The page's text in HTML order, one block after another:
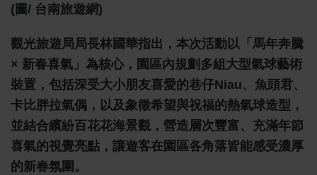
(圖/ 台南旅遊網)
觀光旅遊局局長林國華指出，本次活動以「馬年奔騰
× 新春喜氣」為核心，園區內規劃多組大型氣球藝術
裝置，包括深受大小朋友喜愛的巷仔Niau、魚頭君、
卡比胖拉氣偶，以及象徵希望與祝福的熱氣球造型，
並結合繽紛百花花海景觀，營造層次豐富、充滿年節
喜氣的視覺亮點，讓遊客在園區各角落皆能感受濃厚
的新春氛圍。